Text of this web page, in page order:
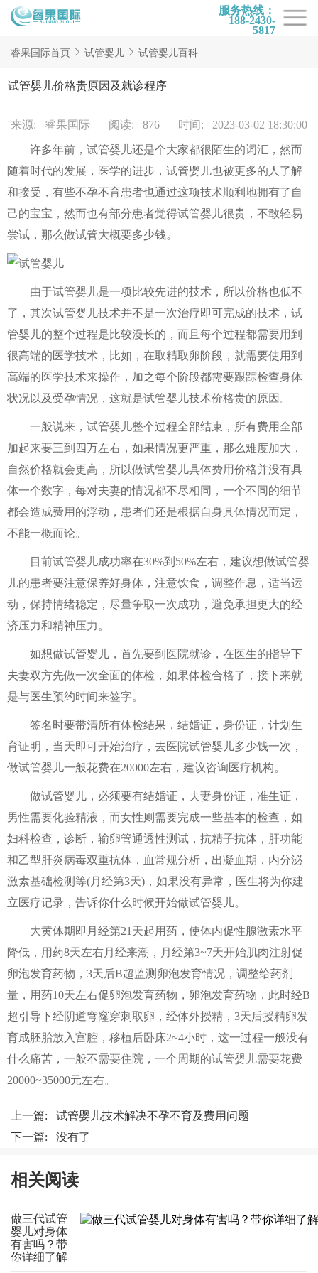
服务热线：
188-2430-
5817
首页
试管项目
试管百科
试管医院
睿果国际
睿果国际首页 试管婴儿 试管婴儿百科
试管婴儿价格贵原因及就诊程序
来源: 睿果国际 阅读: 876 时间: 2023-03-02 18:30:00
许多年前，试管婴儿还是个大家都很陌生的词汇，然而
随着时代的发展，医学的进步，试管婴儿也被更多的人了解
和接受，有些不孕不育患者也通过这项技术顺利地拥有了自
己的宝宝，然而也有部分患者觉得试管婴儿很贵，不敢轻易
尝试，那么做试管大概要多少钱。
由于试管婴儿是一项比较先进的技术，所以价格也低不
了，其次试管婴儿技术并不是一次治疗即可完成的技术，试
管婴儿的整个过程是比较漫长的，而且每个过程都需要用到
很高端的医学技术，比如，在取精取卵阶段，就需要使用到
高端的医学技术来操作，加之每个阶段都需要跟踪检查身体
状况以及受孕情况，这就是试管婴儿技术价格贵的原因。
一般说来，试管婴儿整个过程全部结束，所有费用全部
加起来要三到四万左右，如果情况更严重，那么难度加大，
自然价格就会更高，所以做试管婴儿具体费用价格并没有具
体一个数字，每对夫妻的情况都不尽相同，一个不同的细节
都会造成费用的浮动，患者们还是根据自身具体情况而定，
不能一概而论。
目前试管婴儿成功率在30%到50%左右，建议想做试管婴
儿的患者要注意保养好身体，注意饮食，调整作息，适当运
动，保持情绪稳定，尽量争取一次成功，避免承担更大的经
济压力和精神压力。
如想做试管婴儿，首先要到医院就诊，在医生的指导下
夫妻双方先做一次全面的体检，如果体检合格了，接下来就
是与医生预约时间来签字。
签名时要带清所有体检结果，结婚证，身份证，计划生
育证明，当天即可开始治疗，去医院试管婴儿多少钱一次，
做试管婴儿一般花费在20000左右，建议咨询医疗机构。
做试管婴儿，必须要有结婚证，夫妻身份证，准生证，
男性需要化验精液，而女性则需要完成一些基本的检查，如
妇科检查，诊断，输卵管通透性测试，抗精子抗体，肝功能
和乙型肝炎病毒双重抗体，血常规分析，出凝血期，内分泌
激素基础检测等(月经第3天)，如果没有异常，医生将为你建
立医疗记录，告诉你什么时候开始做试管婴儿。
大黄体期即月经第21天起用药，使体内促性腺激素水平
降低，用药8天左右月经来潮，月经第3~7天开始肌肉注射促
卵泡发育药物，3天后B超监测卵泡发育情况，调整给药剂
量，用药10天左右促卵泡发育药物，卵泡发育药物，此时经B
超引导下经阴道穹窿穿刺取卵，经体外授精，3天后授精卵发
育成胚胎放入宫腔，移植后卧床2~4小时，这一过程一般没有
什么痛苦，一般不需要住院，一个周期的试管婴儿需要花费
20000~35000元左右。
上一篇: 试管婴儿技术解决不孕不育及费用问题
下一篇: 没有了
相关阅读
做三代试管
婴儿对身体
有害吗？带
你详细了解